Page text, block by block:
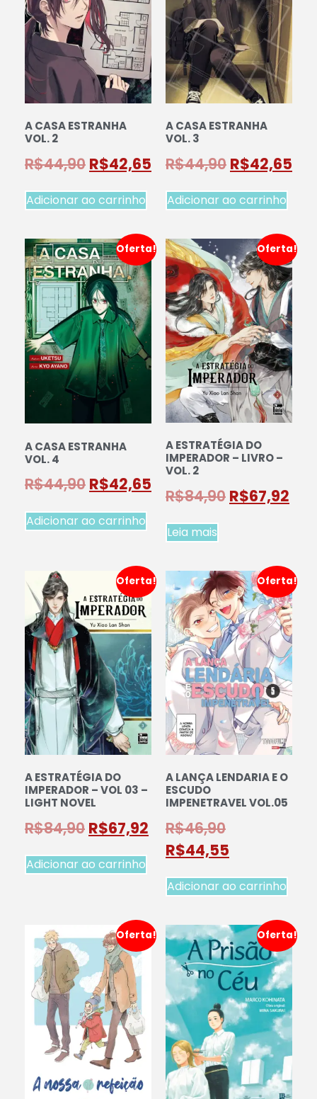
A CASA ESTRANHA
VOL. 2
R$44,90 R$42,65
Adicionar ao carrinho
A CASA ESTRANHA
VOL. 3
R$44,90 R$42,65
Adicionar ao carrinho
Oferta!
A CASA ESTRANHA
VOL. 4
R$44,90 R$42,65
Adicionar ao carrinho
Oferta!
A ESTRATÉGIA DO
IMPERADOR – LIVRO –
VOL. 2
R$84,90 R$67,92
Leia mais
Oferta!
A ESTRATÉGIA DO
IMPERADOR – VOL 03 –
LIGHT NOVEL
R$84,90 R$67,92
Adicionar ao carrinho
Oferta!
A LANÇA LENDARIA E O
ESCUDO
IMPENETRAVEL VOL.05
R$46,90
R$44,55
Adicionar ao carrinho
Oferta! Oferta!